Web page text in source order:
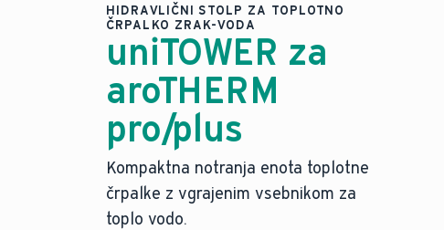
HIDRAVLIČNI STOLP ZA TOPLOTNO
ČRPALKO ZRAK-VODA
uniTOWER za
aroTHERM
pro/plus
Kompaktna notranja enota toplotne
črpalke z vgrajenim vsebnikom za
toplo vodo.